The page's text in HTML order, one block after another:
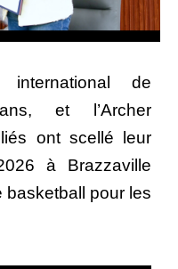
de
et l’Archer
ont scellé leur
à Brazzaville
basketball pour les